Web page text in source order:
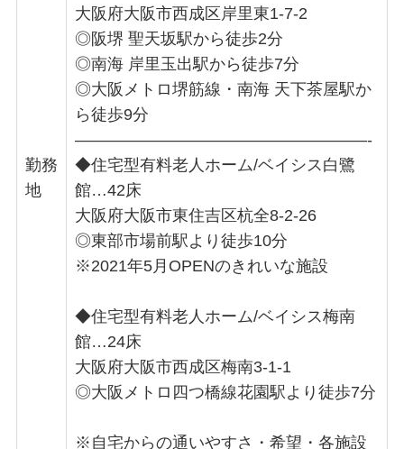
勤務
地
大阪府大阪市西成区岸里東1-7-2
◎阪堺 聖天坂駅から徒歩2分
◎南海 岸里玉出駅から徒歩7分
◎大阪メトロ堺筋線・南海 天下茶屋駅か
ら徒歩9分
——————————————————-
◆住宅型有料老人ホーム/ベイシス白鷺
館…42床
大阪府大阪市東住吉区杭全8-2-26
◎東部市場前駅より徒歩10分
※2021年5月OPENのきれいな施設
◆住宅型有料老人ホーム/ベイシス梅南
館…24床
大阪府大阪市西成区梅南3-1-1
◎大阪メトロ四つ橋線花園駅より徒歩7分
※自宅からの通いやすさ・希望・各施設